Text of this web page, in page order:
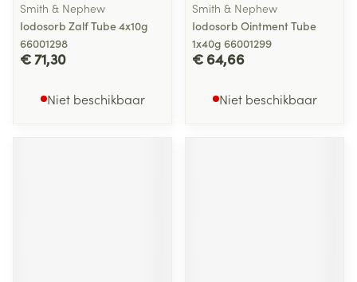
Smith & Nephew
Iodosorb Zalf Tube 4x10g
66001298
€ 71,30
Niet beschikbaar
Smith & Nephew
Iodosorb Ointment Tube
1x40g 66001299
€ 64,66
Niet beschikbaar